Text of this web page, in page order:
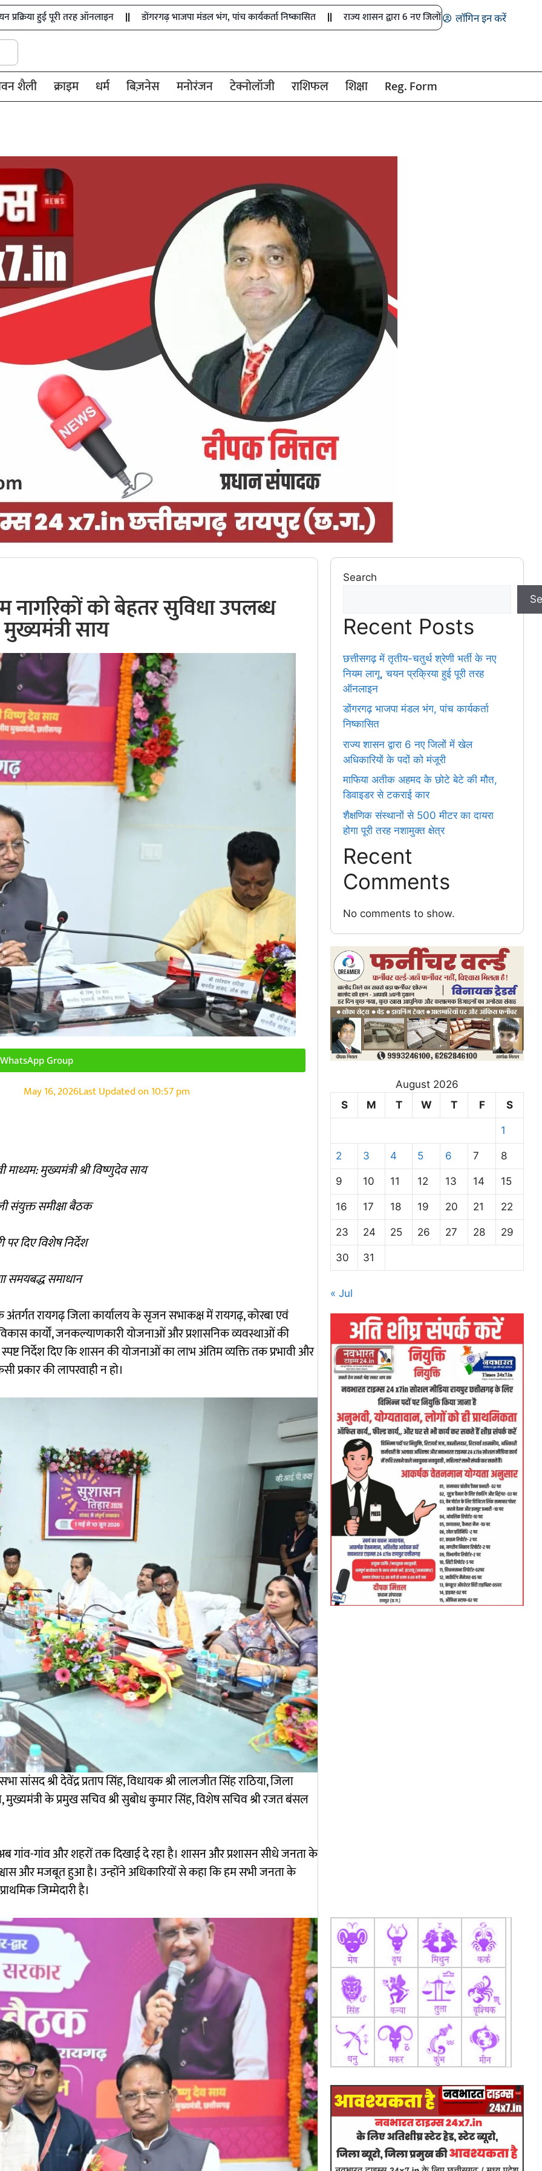
तरह ऑनलाइन डोंगरगढ़ भाजपा मंडल भंग, पांच कार्यकर्ता निष्कासित राज्य शासन द्वारा 6 नए जिलों में खेल अधिकारियों के पदों को मंजूरी
लॉगिन इन करें
शैली क्राइम धर्म बिज़नेस मनोरंजन टेक्नोलॉजी राशिफल शिक्षा Reg. Form
को बेहतर सुविधा उपलब्ध
मुख्यमंत्री साय
Group
May 16, 2026Last Updated on 10:57 pm
मुख्यमंत्री श्री विष्णुदेव साय
संयुक्त समीक्षा बैठक
दिए विशेष निर्देश
समयबद्ध समाधान
अंतर्गत रायगढ़ जिला कार्यालय के सृजन सभाकक्ष में रायगढ़, कोरबा एवं
कार्यों, जनकल्याणकारी योजनाओं और प्रशासनिक व्यवस्थाओं की
निर्देश दिए कि शासन की योजनाओं का लाभ अंतिम व्यक्ति तक प्रभावी और
की लापरवाही न हो।
सांसद श्री देवेंद्र प्रताप सिंह, विधायक श्री लालजीत सिंह राठिया, जिला
मुख्यमंत्री के प्रमुख सचिव श्री सुबोध कुमार सिंह, विशेष सचिव श्री रजत बंसल
गांव-गांव और शहरों तक दिखाई दे रहा है। शासन और प्रशासन सीधे जनता के
और मजबूत हुआ है। उन्होंने अधिकारियों से कहा कि हम सभी जनता के
जिम्मेदारी है।
Search
Recent Posts
छत्तीसगढ़ में तृतीय-चतुर्थ श्रेणी भर्ती के नए
नियम लागू, चयन प्रक्रिया हुई पूरी तरह
ऑनलाइन
डोंगरगढ़ भाजपा मंडल भंग, पांच कार्यकर्ता
निष्कासित
राज्य शासन द्वारा 6 नए जिलों में खेल
अधिकारियों के पदों को मंजूरी
माफिया अतीक अहमद के छोटे बेटे की मौत,
डिवाइडर से टकराई कार
शैक्षणिक संस्थानों से 500 मीटर का दायरा
होगा पूरी तरह नशामुक्त क्षेत्र
Recent
Comments
No comments to show.
August 2026
S
M T W T F S
1
2 3 4 5 6 7 8
9 10 11 12 13 14 15
16 17 18 19 20 21 22
23 24 25 26 27 28 29
30 31
« Jul